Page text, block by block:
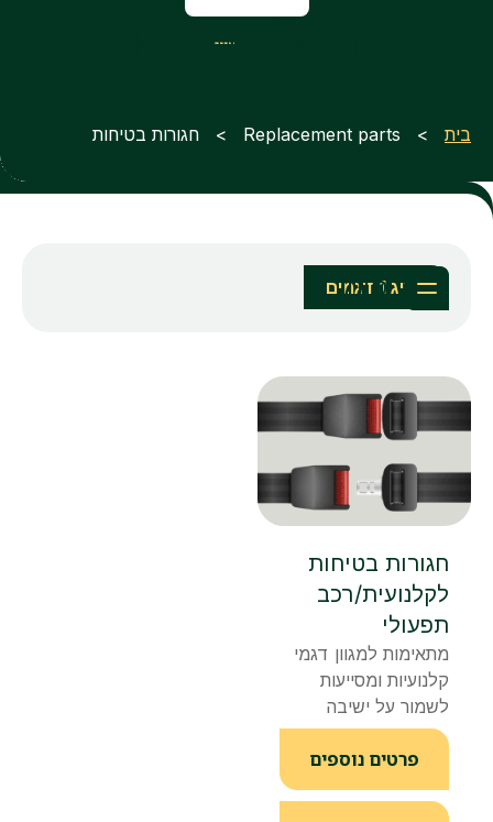
בית > Replacement parts > חגורות בטיחות
מציג 1 דגמים סינון
חגורות בטיחות
לקלנועית/רכב
תפעולי
מתאימות למגוון דגמי
קלנועיות ומסייעות
לשמור על ישיבה
בטוחהונוחהבמהלך
הנסיעה.
פרטים נוספים